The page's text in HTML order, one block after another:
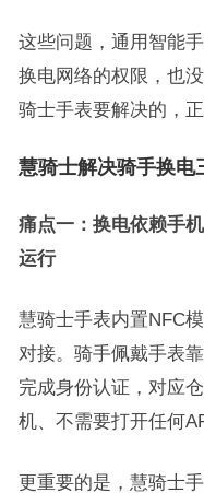
这些问题，通用智能
换电网络的权限，也
骑士手表要解决的，正
慧骑士解决骑手换电
痛点一：换电依赖手
运行
慧骑士手表内置NFC
对接。骑手佩戴手表
完成身份认证，对应
机、不需要打开任何
更重要的是，慧骑士